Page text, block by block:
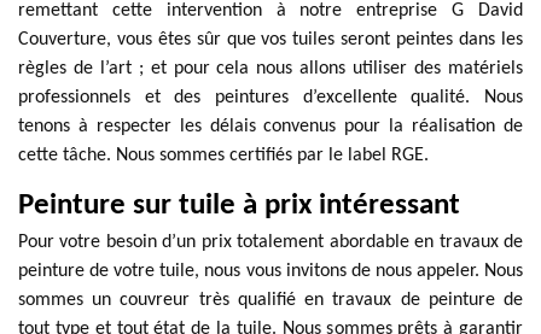
remettant cette intervention à notre entreprise G David
Couverture, vous êtes sûr que vos tuiles seront peintes dans les
règles de l’art ; et pour cela nous allons utiliser des matériels
professionnels et des peintures d’excellente qualité. Nous
tenons à respecter les délais convenus pour la réalisation de
cette tâche. Nous sommes certifiés par le label RGE.
Peinture sur tuile à prix intéressant
Pour votre besoin d’un prix totalement abordable en travaux de
peinture de votre tuile, nous vous invitons de nous appeler. Nous
sommes un couvreur très qualifié en travaux de peinture de
tout type et tout état de la tuile. Nous sommes prêts à garantir